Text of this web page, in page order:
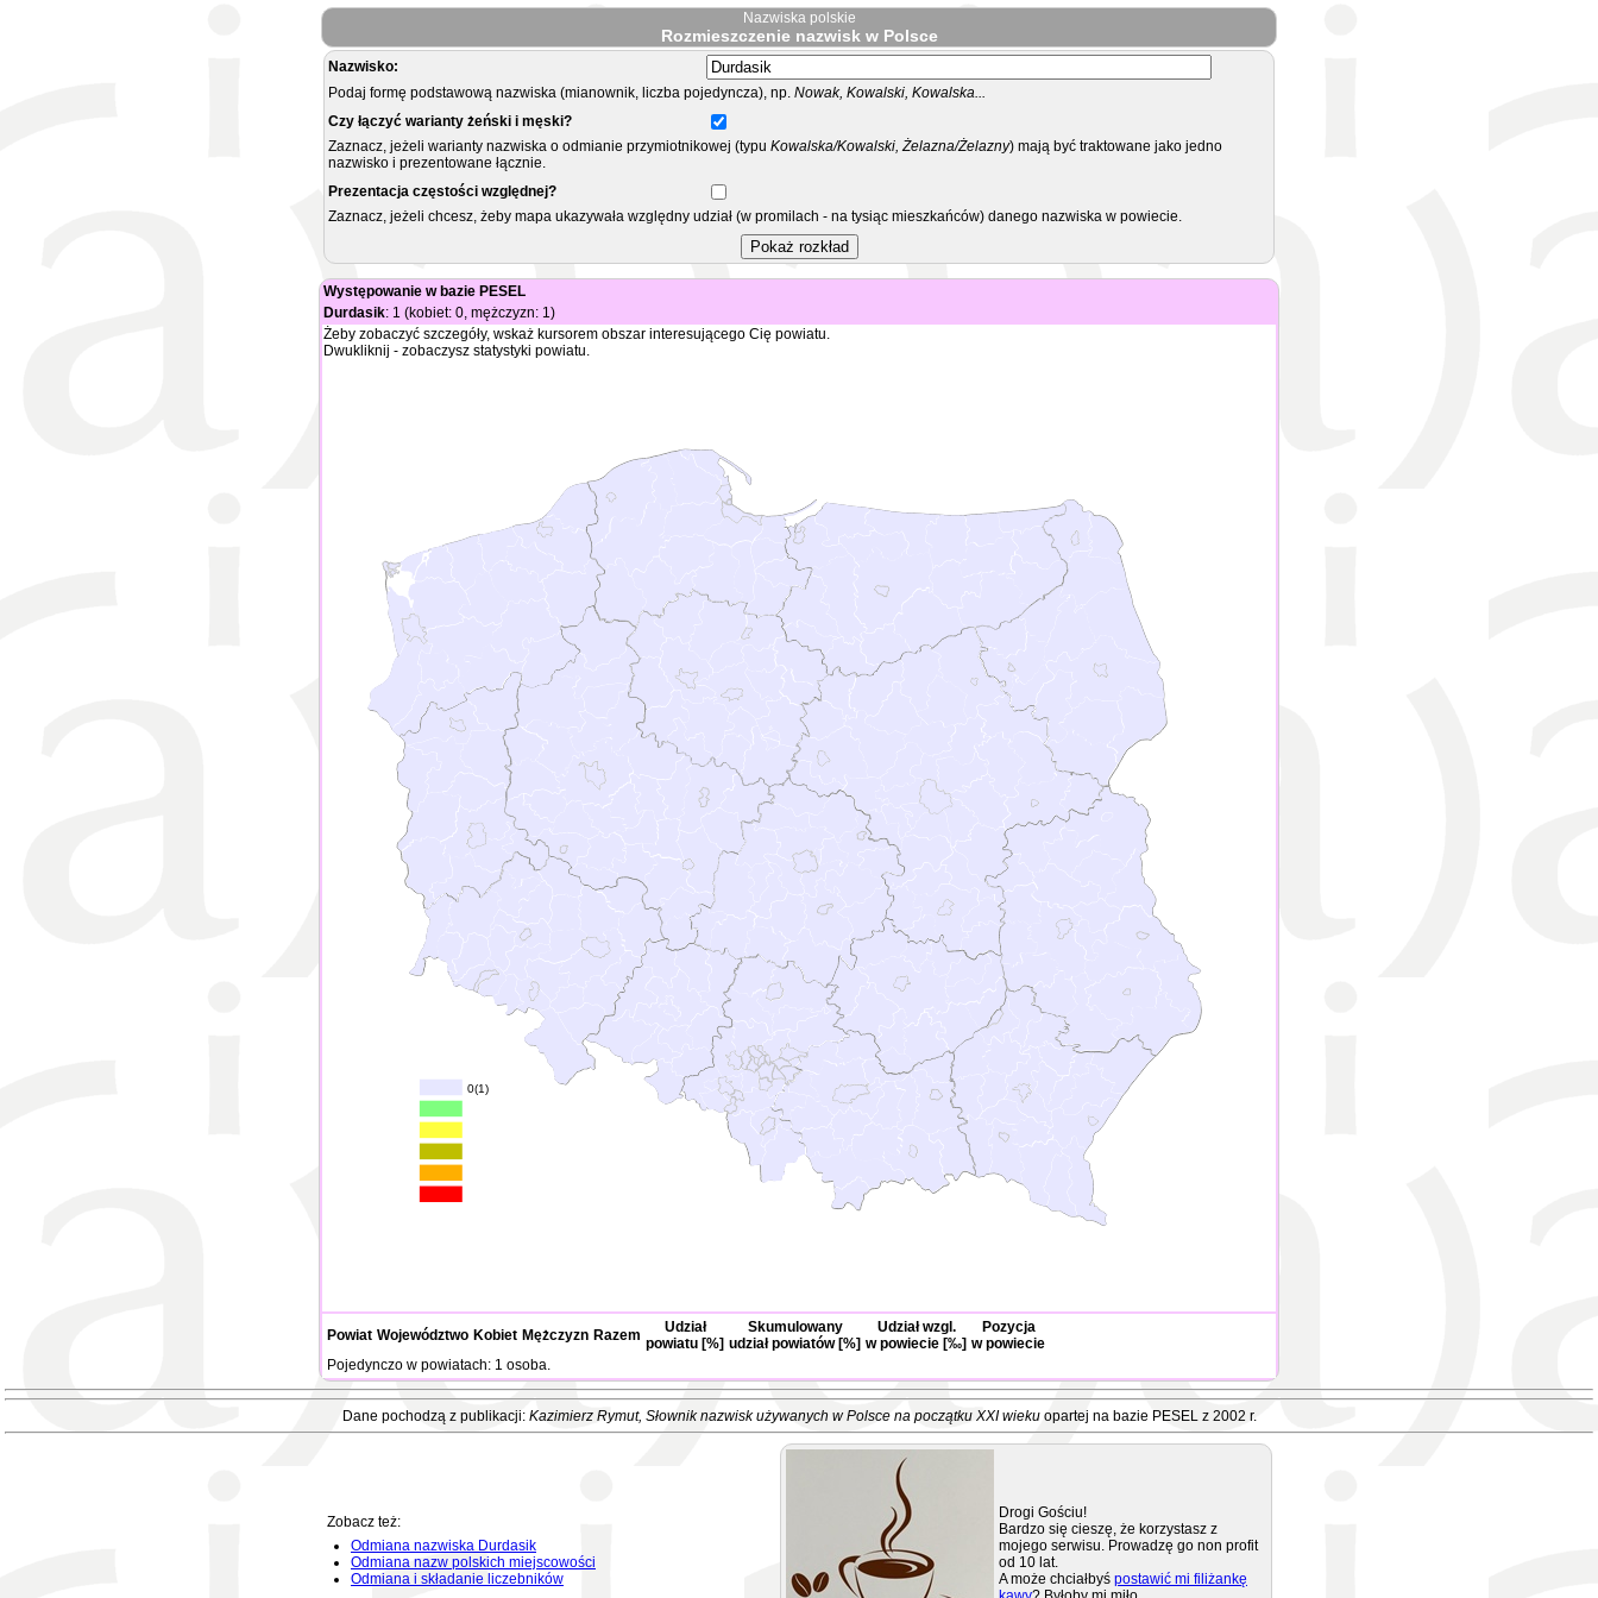
Nazwiska polskie
Rozmieszczenie nazwisk w Polsce
Nazwisko:
Podaj formę podstawową nazwiska (mianownik, liczba pojedyncza), np. Nowak, Kowalski, Kowalska...
Czy łączyć warianty żeński i męski?
Zaznacz, jeżeli warianty nazwiska o odmianie przymiotnikowej (typu Kowalska/Kowalski, Żelazna/Żelazny) mają być traktowane jako jedno
nazwisko i prezentowane łącznie.
Prezentacja częstości względnej?
Zaznacz, jeżeli chcesz, żeby mapa ukazywała względny udział (w promilach - na tysiąc mieszkańców) danego nazwiska w powiecie.
Występowanie w bazie PESEL
Durdasik: 1 (kobiet: 0, mężczyzn: 1)
Żeby zobaczyć szczegóły, wskaż kursorem obszar interesującego Cię powiatu.
Dwukliknij - zobaczysz statystyki powiatu.
0(1)
Powiat Województwo Kobiet Mężczyzn Razem
Udział
powiatu [%]
Skumulowany
udział powiatów [%]
Udział wzgl.
w powiecie [‰]
Pozycja
w powiecie
Pojedynczo w powiatach: 1 osoba.
Dane pochodzą z publikacji: Kazimierz Rymut, Słownik nazwisk używanych w Polsce na początku XXI wiekuopartej na bazie PESEL z 2002 r.
Zobacz też:
Odmiana nazwiska Durdasik
Odmiana nazw polskich miejscowości
Odmiana i składanie liczebników
Drogi Gościu!
Bardzo się cieszę, że korzystasz z
mojego serwisu. Prowadzę go non profit
od 10 lat.
A może chciałbyś postawić mi filiżankę